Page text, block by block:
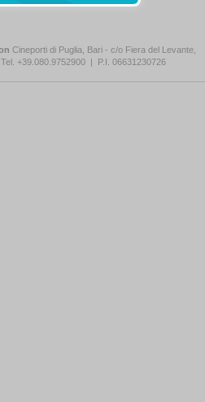
Cineporti di Puglia, Bari - c/o Fiera del Levante,
Tel. +39.080.9752900 | P.I. 06631230726